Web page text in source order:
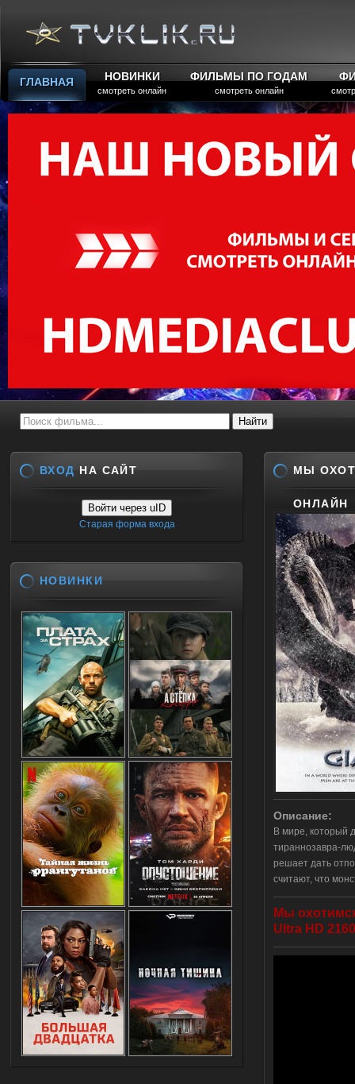
ГЛАВНАЯ НОВИНКИ
смотреть онлайн
ФИЛЬМЫ ПО ГОДАМ
смотреть онлайн
МЫ
ОНЛАЙН
Описание:
В мире, который
тираннозавра-
решает дать
считают, что
Мы
Ultra HD
ВХОД НА САЙТ
Войти через uID
Старая форма входа
НОВИНКИ